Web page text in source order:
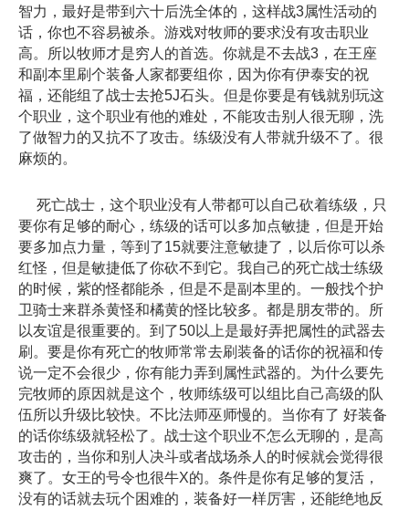
智力，最好是带到六十后洗全体的，这样战3属性活动的
话，你也不容易被杀。游戏对牧师的要求没有攻击职业
高。所以牧师才是穷人的首选。你就是不去战3，在王座
和副本里刷个装备人家都要组你，因为你有伊泰安的祝
福，还能组了战士去抢5J石头。但是你要是有钱就别玩这
个职业，这个职业有他的难处，不能攻击别人很无聊，洗
了做智力的又抗不了攻击。练级没有人带就升级不了。很
麻烦的。
死亡战士，这个职业没有人带都可以自己砍着练级，只
要你有足够的耐心，练级的话可以多加点敏捷，但是开始
要多加点力量，等到了15就要注意敏捷了，以后你可以杀
红怪，但是敏捷低了你砍不到它。我自己的死亡战士练级
的时候，紫的怪都能杀，但是不是副本里的。一般找个护
卫骑士来群杀黄怪和橘黄的怪比较多。都是朋友带的。所
以友谊是很重要的。到了50以上是最好弄把属性的武器去
刷。要是你有死亡的牧师常常去刷装备的话你的祝福和传
说一定不会很少，你有能力弄到属性武器的。为什么要先
完牧师的原因就是这个，牧师练级可以组比自己高级的队
伍所以升级比较快。不比法师巫师慢的。当你有了 好装备
的话你练级就轻松了。战士这个职业不怎么无聊的，是高
攻击的，当你和别人决斗或者战场杀人的时候就会觉得很
爽了。女王的号令也很牛X的。条件是你有足够的复活，
没有的话就去玩个困难的，装备好一样厉害，还能绝地反